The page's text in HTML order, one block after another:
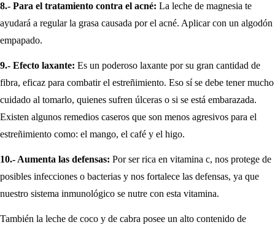
8.- Para el tratamiento contra el acné: La leche de magnesia te
ayudará a regular la grasa causada por el acné. Aplicar con un algodón
empapado.
9.- Efecto laxante: Es un poderoso laxante por su gran cantidad de
fibra, eficaz para combatir el estreñimiento. Eso sí se debe tener mucho
cuidado al tomarlo, quienes sufren úlceras o si se está embarazada.
Existen algunos remedios caseros que son menos agresivos para el
estreñimiento como: el mango, el café y el higo.
10.- Aumenta las defensas: Por ser rica en vitamina c, nos protege de
posibles infecciones o bacterias y nos fortalece las defensas, ya que
nuestro sistema inmunológico se nutre con esta vitamina.
También la leche de coco y de cabra posee un alto contenido de